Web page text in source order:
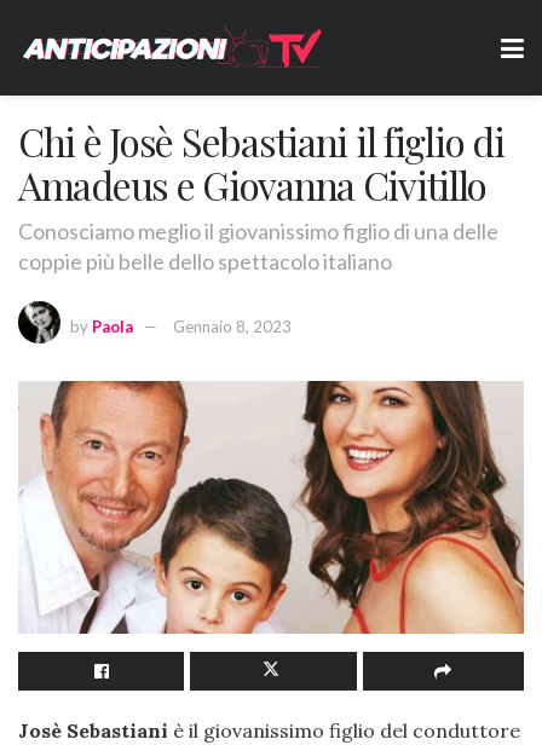
Chi è Josè Sebastiani il figlio di
Amadeus e Giovanna Civitillo
Conosciamo meglio il giovanissimo figlio di una delle
coppie più belle dello spettacolo italiano
by Paola Gennaio 8, 2023
Josè Sebastiani è il giovanissimo figlio del conduttore